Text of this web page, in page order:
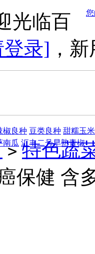
光临百
登录] ，
南瓜 汇丰二号早熟青椒
椒良种 豆类良种 甜糯玉米
> 特色蔬
保健 含